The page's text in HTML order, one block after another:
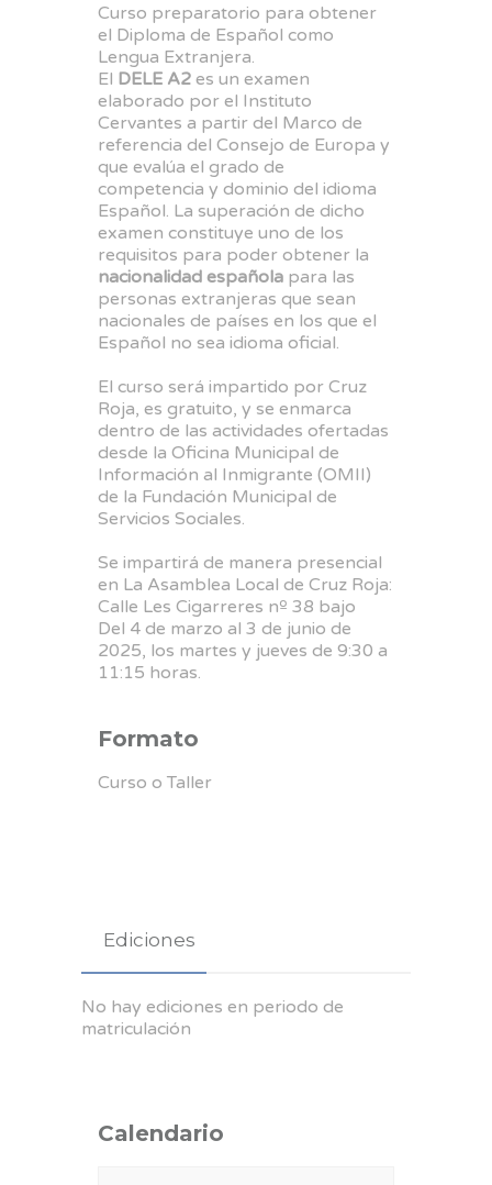
Curso preparatorio para obtener
el Diploma de Español como
Lengua Extranjera.
El DELE A2 es un examen
elaborado por el Instituto
Cervantes a partir del Marco de
referencia del Consejo de Europa y
que evalúa el grado de
competencia y dominio del idioma
Español. La superación de dicho
examen constituye uno de los
requisitos para poder obtener la
nacionalidad española para las
personas extranjeras que sean
nacionales de países en los que el
Español no sea idioma oficial.
El curso será impartido por Cruz
Roja, es gratuito, y se enmarca
dentro de las actividades ofertadas
desde la Oficina Municipal de
Información al Inmigrante (OMII)
de la Fundación Municipal de
Servicios Sociales.
Se impartirá de manera presencial
en La Asamblea Local de Cruz Roja:
Calle Les Cigarreres nº 38 bajo
Del 4 de marzo al 3 de junio de
2025, los martes y jueves de 9:30 a
11:15 horas.
Formato
Curso o Taller
Ediciones
No hay ediciones en periodo de
matriculación
Calendario